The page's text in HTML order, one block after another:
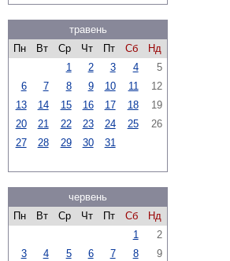
травень
Пн
Вт Ср Чт Пт Сб
Нд
1
2 3 4
5
6
7 8 9 10 11
12
13
14 15 16 17 18
19
20
21 22 23 24 25
26
27
28 29 30 31
червень
Пн
Вт Ср Чт Пт Сб
Нд
1
2
3
4 5 6 7 8
9